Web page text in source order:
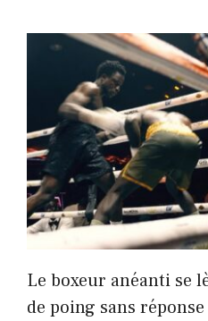
Le boxeur anéanti se
de poing sans